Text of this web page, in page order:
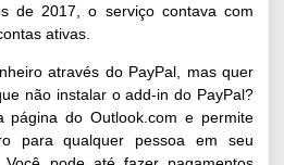
de 2017, o serviço contava com
ativas.
através do PayPal, mas quer
não instalar o add-in do PayPal?
página do Outlook.com e permite
para qualquer pessoa em seu